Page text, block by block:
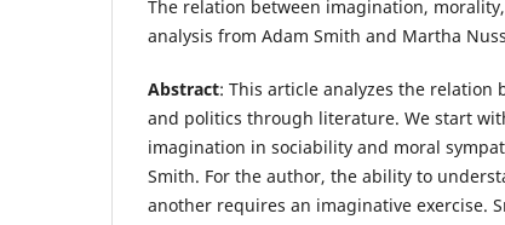
The relation between imagination,
analysis from Adam Smith and Martha
Abstract: This article analyzes the
and politics through literature. We start
imagination in sociability and moral
Smith. For the author, the ability to
another requires an imaginative exercise.